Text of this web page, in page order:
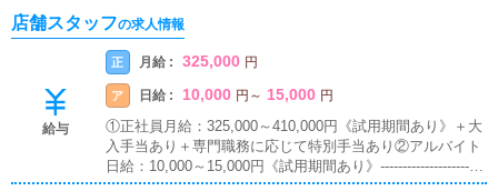
店舗スタッフの求人情報
給与
正 月給 : 325,000 円
ア 日給 : 10,000 円 ～ 15,000 円
①正社員月給：325,000～410,000円《試用期間あり》＋大
入手当あり＋専門職務に応じて特別手当あり②アルバイト
日給：10,000～15,000円《試用期間あり》------------------------
---------------※経験・能力に応じて年４回の昇給査定あり※日